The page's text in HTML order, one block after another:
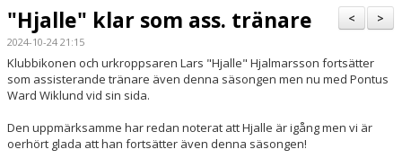
KALENDER
BILDGALLERI
KONTAKT
>
<
"Hjalle" klar som ass. tränare
2024-10-24 21:15
Klubbikonen och urkroppsaren Lars "Hjalle" Hjalmarsson fortsätter
som assisterande tränare även denna säsongen men nu med Pontus
Ward Wiklund vid sin sida.
Den uppmärksamme har redan noterat att Hjalle är igång men vi är
oerhört glada att han fortsätter även denna säsongen!